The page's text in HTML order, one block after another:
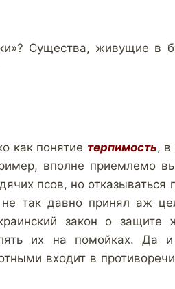
Существа, живущие в
как понятие терпимость, в
вполне приемлемо
псов, но отказываться
так давно принял аж
закон о защите
их на помойках. Да
входит в